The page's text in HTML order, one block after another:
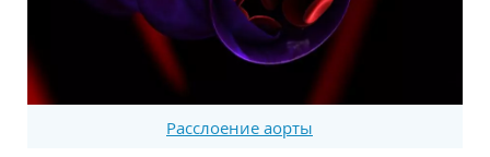
Расслоение аорты